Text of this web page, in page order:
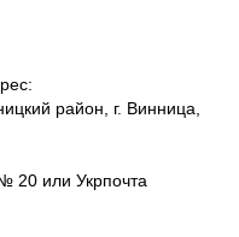
район, г. Винница,
20 или Укрпочта